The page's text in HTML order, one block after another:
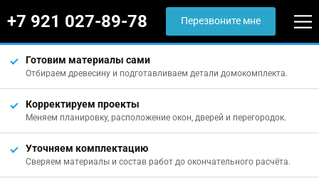
+7 921 027-89-78 Перезвоните мне
Готовим материалы сами
Отбираем древесину и подготавливаем детали домокомплекта.
Корректируем проекты
Меняем планировку, расположение окон, дверей и перегородок.
Уточняем комплектацию
Сверяем материалы и состав работ до окончательного расчёта.